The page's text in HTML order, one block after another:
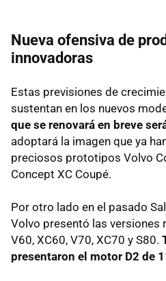
Nueva ofensiva de
innovadoras
Estas previsiones de
sustentan en los nuevos
que se renovará en breve
adoptará la imagen que ya
preciosos prototipos Volvo
Concept XC Coupé.
Por otro lado en el pasado
Volvo presentó las versiones
V60, XC60, V70, XC70 y S80.
presentaron el motor D2 de